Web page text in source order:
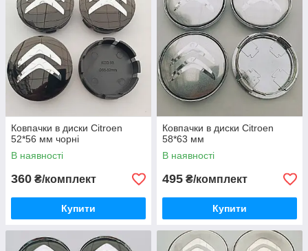
Ковпачки в диски Citroen
52*56 мм чорні
В наявності
360 ₴/комплект
Купити
Ковпачки в диски Citroen
58*63 мм
В наявності
495 ₴/комплект
Купити